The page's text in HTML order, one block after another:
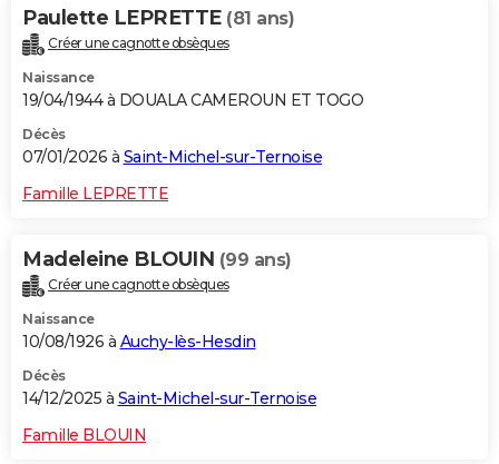
Paulette LEPRETTE (81 ans)
Créer une cagnotte obsèques
Naissance
19/04/1944 à DOUALA CAMEROUN ET TOGO
Décès
07/01/2026 à Saint-Michel-sur-Ternoise
Famille LEPRETTE
Madeleine BLOUIN (99 ans)
Créer une cagnotte obsèques
Naissance
10/08/1926 à Auchy-lès-Hesdin
Décès
14/12/2025 à Saint-Michel-sur-Ternoise
Famille BLOUIN